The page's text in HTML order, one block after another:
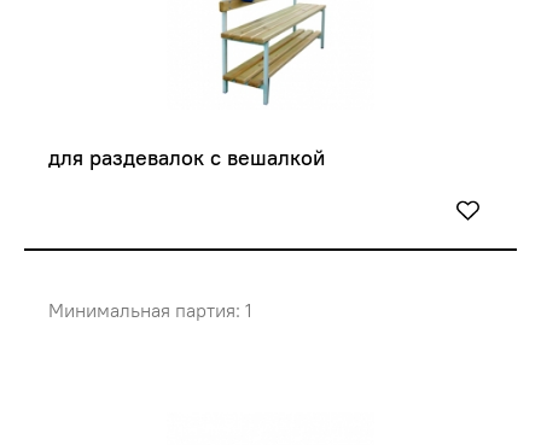
для раздевалок с вешалкой
Минимальная партия: 1